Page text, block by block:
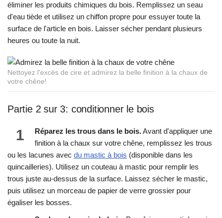
éliminer les produits chimiques du bois. Remplissez un seau
d'eau tiède et utilisez un chiffon propre pour essuyer toute la
surface de l'article en bois. Laisser sécher pendant plusieurs
heures ou toute la nuit.
Nettoyez l'excès de cire et admirez la belle finition à la chaux de
votre chêne!
Partie 2 sur 3: conditionner le bois
1 Réparez les trous dans le bois.Avant d'appliquer une
finition à la chaux sur votre chêne, remplissez les trous
ou les lacunes avec du mastic à bois (disponible dans les
quincailleries). Utilisez un couteau à mastic pour remplir les
trous juste au-dessus de la surface. Laissez sécher le mastic,
puis utilisez un morceau de papier de verre grossier pour
égaliser les bosses.